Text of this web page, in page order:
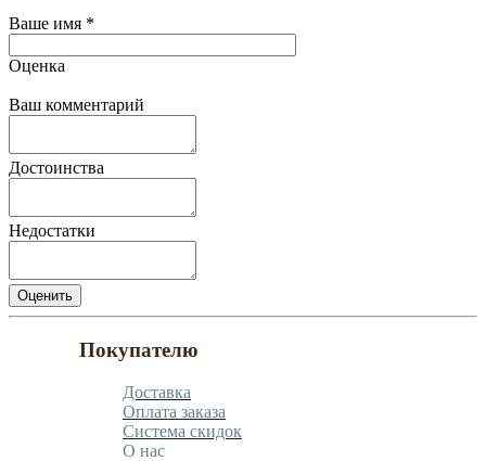
Ваше имя *
Оценка
Ваш комментарий
Достоинства
Недостатки
Покупателю
Доставка
Оплата заказа
Система скидок
О нас